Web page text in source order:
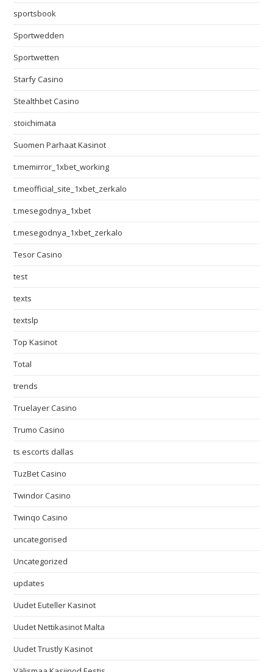
sportsbook
Sportwedden
Sportwetten
Starfy Casino
Stealthbet Casino
stoichimata
Suomen Parhaat Kasinot
t.memirror_1xbet_working
t.meofficial_site_1xbet_zerkalo
t.mesegodnya_1xbet
t.mesegodnya_1xbet_zerkalo
Tesor Casino
test
texts
textslp
Top Kasinot
Total
trends
Truelayer Casino
Trumo Casino
ts escorts dallas
TuzBet Casino
Twindor Casino
Twinqo Casino
uncategorised
Uncategorized
updates
Uudet Euteller Kasinot
Uudet Nettikasinot Malta
Uudet Trustly Kasinot